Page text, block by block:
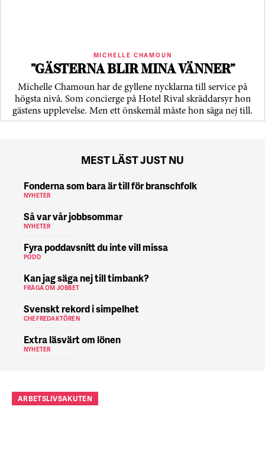
MICHELLE CHAMOUN
”GÄSTERNA BLIR MINA VÄNNER”
Michelle Chamoun har de gyllene nycklarna till service på
högsta nivå. Som concierge på Hotel Rival skräddarsyr hon
gästens upp­levelse. Men ett önskemål måste hon säga nej till.
MEST LÄST JUST NU
Fonderna som bara är till för branschfolk
NYHETER
Så var vår jobbsommar
NYHETER
Fyra poddavsnitt du inte vill missa
PODD
Kan jag säga nej till timbank?
FRÅGA OM JOBBET
Svenskt rekord i simpelhet
CHEFREDAKTÖREN
Extra läsvärt om lönen
NYHETER
ARBETSLIVSAKUTEN